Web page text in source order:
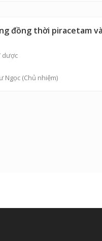
đồng thời piracetam
dược
Ngọc (Chủ nhiệm)